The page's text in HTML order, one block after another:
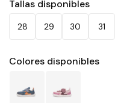
Tallas disponibles
28 29 30 31
Colores disponibles